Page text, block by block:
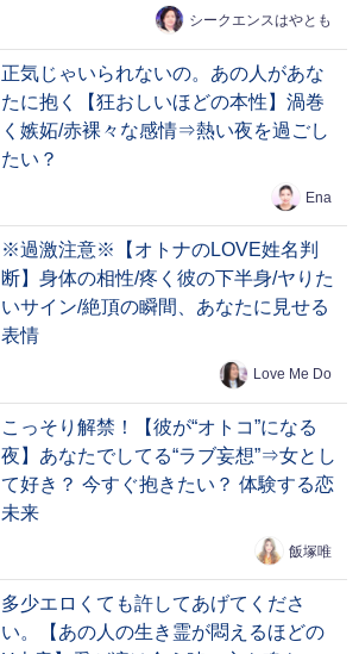
シークエンスはやとも
正気じゃいられないの。あの人があな
たに抱く【狂おしいほどの本性】渦巻
く嫉妬/赤裸々な感情⇒熱い夜を過ごし
たい？
Ena
※過激注意※【オトナのLOVE姓名判
断】身体の相性/疼く彼の下半身/ヤりた
いサイン/絶頂の瞬間、あなたに見せる
表情
Love Me Do
こっそり解禁！【彼が“オトコ”になる
夜】あなたでしてる“ラブ妄想”⇒女とし
て好き？ 今すぐ抱きたい？ 体験する恋
未来
飯塚唯
多少エロくても許してあげてくださ
い。【あの人の生き霊が悶えるほどの